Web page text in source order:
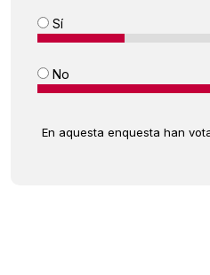
Sí
No
En aquesta enquesta han